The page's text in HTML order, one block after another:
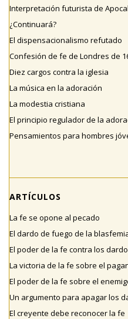
Interpretación futurista de
¿Continuará?
El dispensacionalismo refutado
Confesión de fe de Londres de
Diez cargos contra la iglesia
La música en la adoración
La modestia cristiana
El principio regulador de la
Pensamientos para hombres
ARTÍCULOS
La fe se opone al pecado
El dardo de fuego de la
El poder de la fe contra los
La victoria de la fe sobre el
El poder de la fe sobre el
Un argumento para apagar los
El creyente debe reconocer la fe